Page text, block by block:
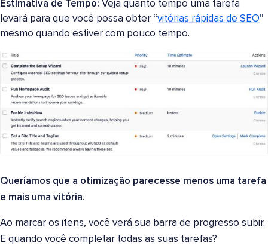
Estimativa de Tempo: Veja quanto tempo uma tarefa
levará para que você possa obter “vitórias rápidas de SEO”
mesmo quando estiver com pouco tempo.
Queríamos que a otimização parecesse menos uma tarefa
e mais uma vitória.
Ao marcar os itens, você verá sua barra de progresso subir.
E quando você completar todas as suas tarefas?